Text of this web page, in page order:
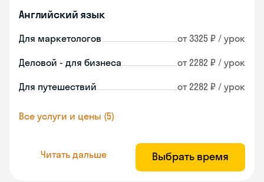
Английский язык
Для маркетологов от 3325 ₽ / урок
Деловой - для бизнеса от 2282 ₽ / урок
Для путешествий от 2282 ₽ / урок
Все услуги и цены (5)
Читать дальше Выбрать время